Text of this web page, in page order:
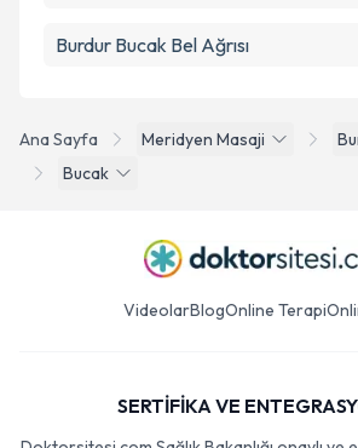
Ana Sayfa Meridyen Masaji
Bucak
Burdur Bucak Bel Ağrısı
VideolarBlogOnline Terapi
SERTİFİKA VE